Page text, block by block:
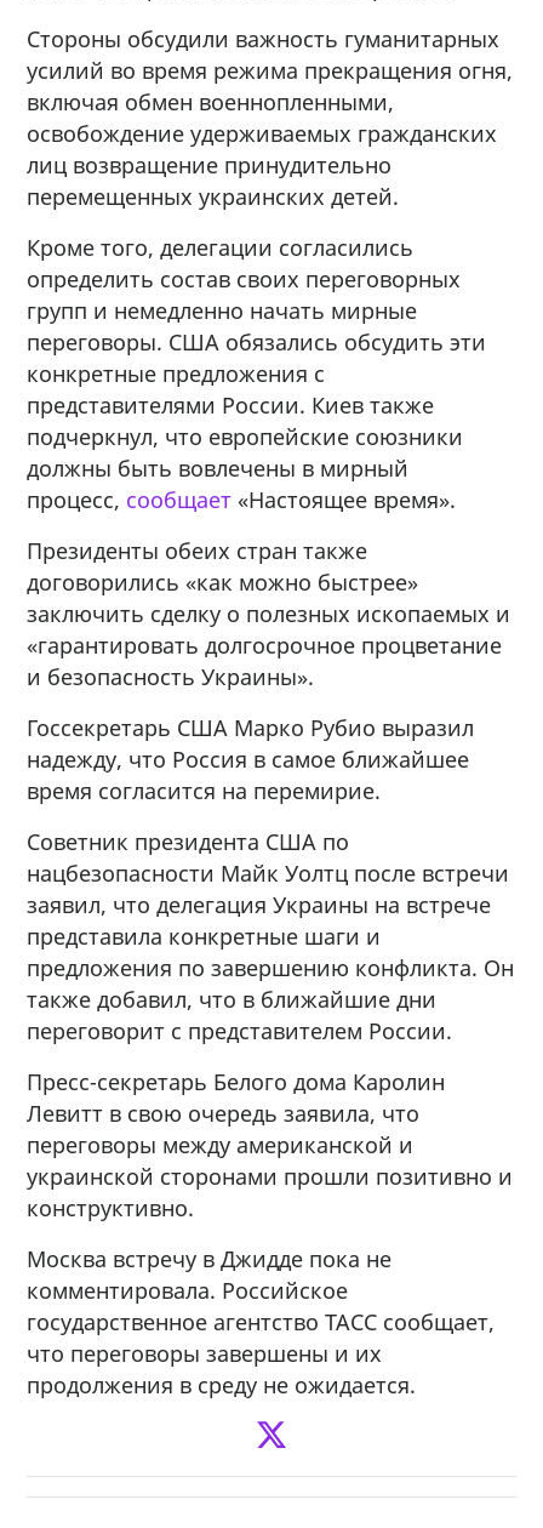
Стороны обсудили важность гуманитарных
усилий во время режима прекращения огня,
включая обмен военнопленными,
освобождение удерживаемых гражданских
лиц возвращение принудительно
перемещенных украинских детей.
Кроме того, делегации согласились
определить состав своих переговорных
групп и немедленно начать мирные
переговоры. США обязались обсудить эти
конкретные предложения с
представителями России. Киев также
подчеркнул, что европейские союзники
должны быть вовлечены в мирный
процесс, сообщает «Настоящее время».
Президенты обеих стран также
договорились «как можно быстрее»
заключить сделку о полезных ископаемых и
«гарантировать долгосрочное процветание
и безопасность Украины».
Госсекретарь США Марко Рубио выразил
надежду, что Россия в самое ближайшее
время согласится на перемирие.
Советник президента США по
нацбезопасности Майк Уолтц после встречи
заявил, что делегация Украины на встрече
представила конкретные шаги и
предложения по завершению конфликта. Он
также добавил, что в ближайшие дни
переговорит с представителем России.
Пресс-секретарь Белого дома Каролин
Левитт в свою очередь заявила, что
переговоры между американской и
украинской сторонами прошли позитивно и
конструктивно.
Москва встречу в Джидде пока не
комментировала. Российское
государственное агентство ТАСС сообщает,
что переговоры завершены и их
продолжения в среду не ожидается.